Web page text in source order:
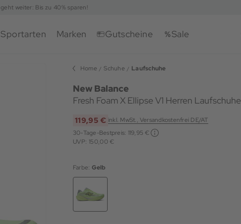
geht weiter: Bis zu 40% sparen!
Sportarten Marken Gutscheine Sale
Home Schuhe Laufschuhe
New Balance
Fresh Foam X Ellipse V1 Herren Laufschuhe
119,95 € inkl. MwSt., Versandkostenfrei DE/AT
30-Tage-Bestpreis: 119,95 €
UVP: 150,00 €
Farbe: Gelb